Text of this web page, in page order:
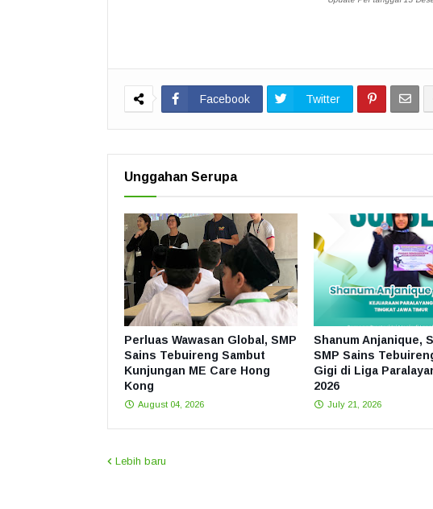
Facebook Twitter
Unggahan Serupa
Perluas Wawasan Global, SMP
Sains Tebuireng Sambut
Kunjungan ME Care Hong
Kong
August 04, 2026
Shanum Anjanique,
SMP Sains
Gigi di Liga
2026
July 21, 2026
Lebih baru